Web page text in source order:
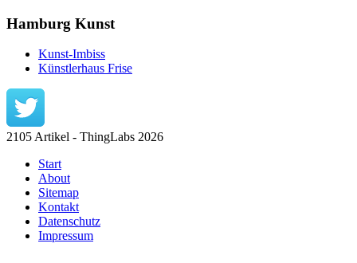
Hamburg Kunst
Kunst-Imbiss
Künstlerhaus Frise
2105 Artikel - ThingLabs 2026
Start
About
Sitemap
Kontakt
Datenschutz
Impressum